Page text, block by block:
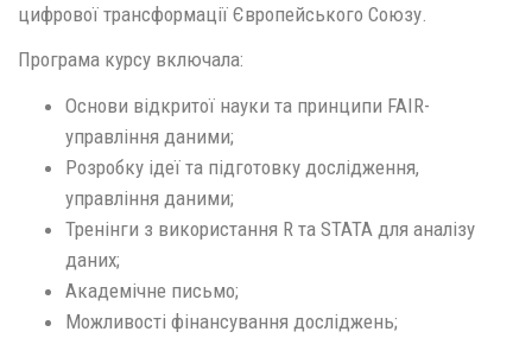
цифрової трансформації Європейського Союзу.
Програма курсу включала:
Основи відкритої науки та принципи FAIR-
управління даними;
Розробку ідеї та підготовку дослідження,
управління даними;
Тренінги з використання R та STATA для аналізу
даних;
Академічне письмо;
Можливості фінансування досліджень;